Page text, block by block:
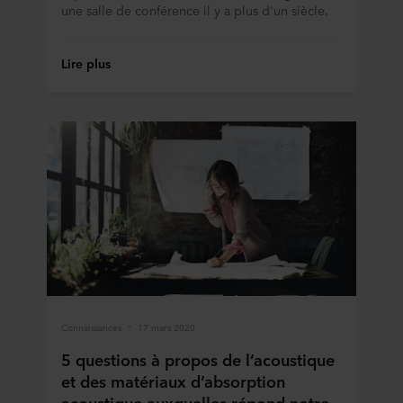
finalités, les descriptions générales des informations
vers la politique de confidentialité de nos éventuels
quelles fins nos sites web peuvent utiliser des cookies et
donc traiter des informations vous concernant par le biais
de cookies.
Vous pouvez retirer votre consentement ou modifier votre
consentement à tout moment en cliquant sur l’icône de
cookie en bas du site web. Consultez la section « À
propos » pour en savoir plus sur notre utilisation des
cookies et notreDéclaration de confidentialité
connaître notre traitement des données personnelles,
une salle de conférence il y a plus d'un siècle.
Lire plus
Connaissances 17 mars 2020
5 questions à propos de l’acoustique
et des matériaux d’absorption